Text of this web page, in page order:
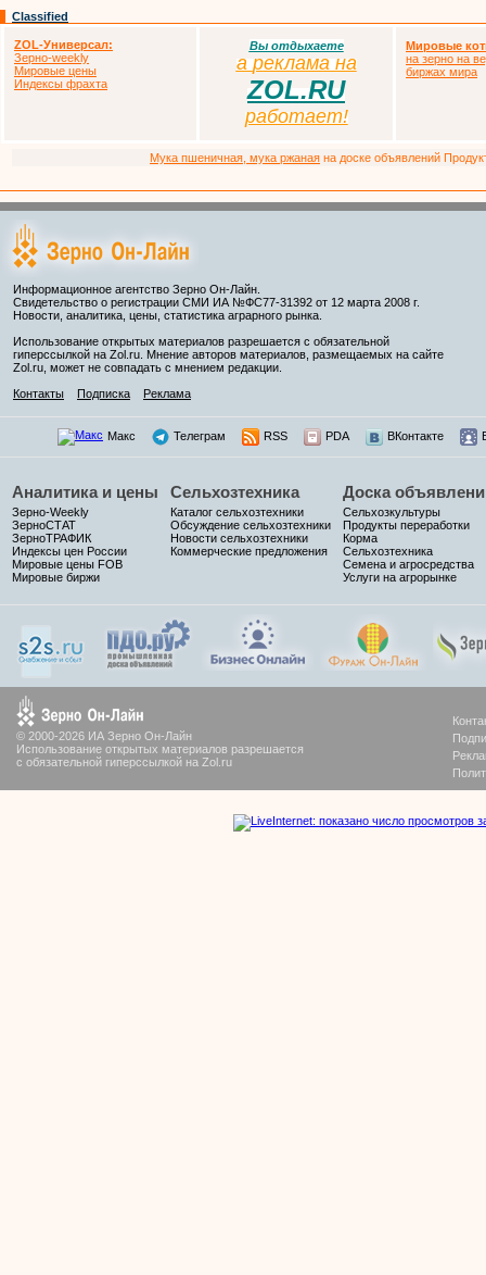
Classified
ZOL-Универсал:
Зерно-weekly
Мировые цены
Индексы фрахта
Вы отдыхаете
а реклама на
ZOL.RU
работает!
Мировые
на зерно на
биржах мира
Мука пшеничная, мука ржаная на доске объявлений
Информационное агентство Зерно Он-Лайн.
Свидетельство о регистрации СМИ ИА №ФС77-31392 от 12 марта 2008 г.
Новости, аналитика, цены, статистика аграрного рынка.
Использование открытых материалов разрешается с обязательной
гиперссылкой на Zol.ru. Мнение авторов материалов, размещаемых на сайте
Zol.ru, может не совпадать с мнением редакции.
Контакты
Подписка Реклама
Макс Телеграм RSS PDA ВКонтакте
Аналитика и цены
Зерно-Weekly
ЗерноСТАТ
ЗерноТРАФИК
Индексы цен России
Мировые цены FOB
Мировые биржи
Сельхозтехника
Каталог сельхозтехники
Обсуждение сельхозтехники
Новости сельхозтехники
Коммерческие предложения
Доска
Сельхозкультуры
Продукты переработки
Корма
Сельхозтехника
Семена и агросредства
Услуги на агрорынке
© 2000-2026 ИА Зерно Он-Лайн
Использование открытых материалов разрешается
с обязательной гиперссылкой на Zol.ru